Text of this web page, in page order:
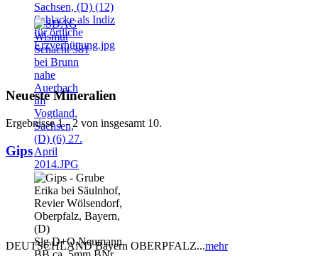
Neueste Mineralien
Ergebnisse 1 - 2 von insgesamt 10.
Gips
DEUTSCHLAND Bayern OBERPFALZ...mehr